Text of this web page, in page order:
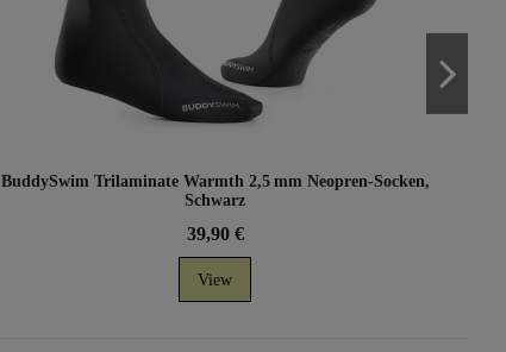
BuddySwim Trilaminate Warmth 2,5 mm Neopren-Socken,
Schwarz
39,90 €
View